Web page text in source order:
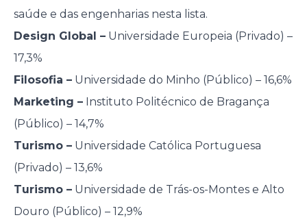
saúde e das engenharias nesta lista.
Design Global –Universidade Europeia (Privado) –
17,3%
Filosofia –Universidade do Minho (Público) – 16,6%
Marketing –Instituto Politécnico de Bragança
(Público) – 14,7%
Turismo –Universidade Católica Portuguesa
(Privado) – 13,6%
Turismo –Universidade de Trás-os-Montes e Alto
Douro (Público) – 12,9%